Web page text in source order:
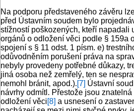
Na podporu představeného závěru
před Ústavním soudem bylo
stížností poškozených, kteří napadali
orgánů o odložení věci podle § 159a
spojení s § 11 odst. 1 písm. e)
odůvodněním porušení práva na
nebyly provedeny potřebné důkazy,
jiná osoba než zemřelý, ten se
nemohl bránit, apod.).[7] Ústavní
návrhy odmítl. Přestože jsou
odložení věci[8] a usnesení o